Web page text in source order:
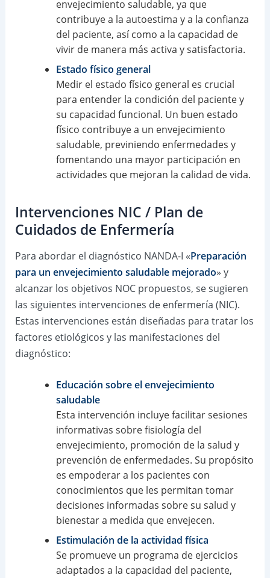
envejecimiento saludable, ya que
contribuye a la autoestima y a la confianza
del paciente, así como a la capacidad de
vivir de manera más activa y satisfactoria.
Estado físico general
Medir el estado físico general es crucial
para entender la condición del paciente y
su capacidad funcional. Un buen estado
físico contribuye a un envejecimiento
saludable, previniendo enfermedades y
fomentando una mayor participación en
actividades que mejoran la calidad de vida.
Intervenciones NIC / Plan de
Cuidados de Enfermería
Para abordar el diagnóstico NANDA-I «Preparación
para un envejecimiento saludable mejorado» y
alcanzar los objetivos NOC propuestos, se sugieren
las siguientes intervenciones de enfermería (NIC).
Estas intervenciones están diseñadas para tratar los
factores etiológicos y las manifestaciones del
diagnóstico:
Educación sobre el envejecimiento
saludable
Esta intervención incluye facilitar sesiones
informativas sobre fisiología del
envejecimiento, promoción de la salud y
prevención de enfermedades. Su propósito
es empoderar a los pacientes con
conocimientos que les permitan tomar
decisiones informadas sobre su salud y
bienestar a medida que envejecen.
Estimulación de la actividad física
Se promueve un programa de ejercicios
adaptados a la capacidad del paciente,